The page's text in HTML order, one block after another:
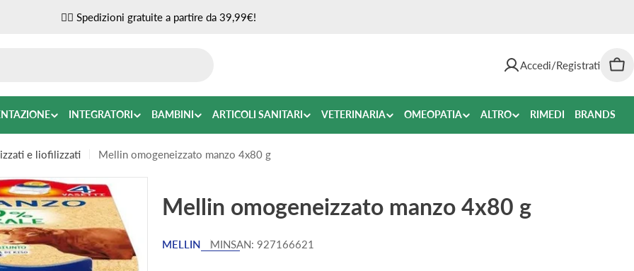
✌🏼 Spedizioni gratuite a partire da 39,99€!
Accedi/Registrati
INTEGRATORI BAMBINI ARTICOLI SANITARI VETERINARIA OMEOPATIA ALTRO RIMEDI BRANDS
e liofilizzati Mellin omogeneizzato manzo 4x80 g
Mellin omogeneizzato manzo 4x80 g
MELLIN MINSAN: 927166621